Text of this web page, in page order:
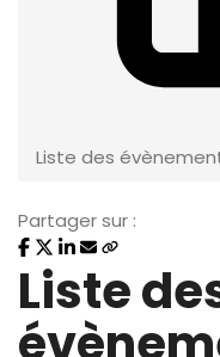
Liste des
Partager sur :
Liste